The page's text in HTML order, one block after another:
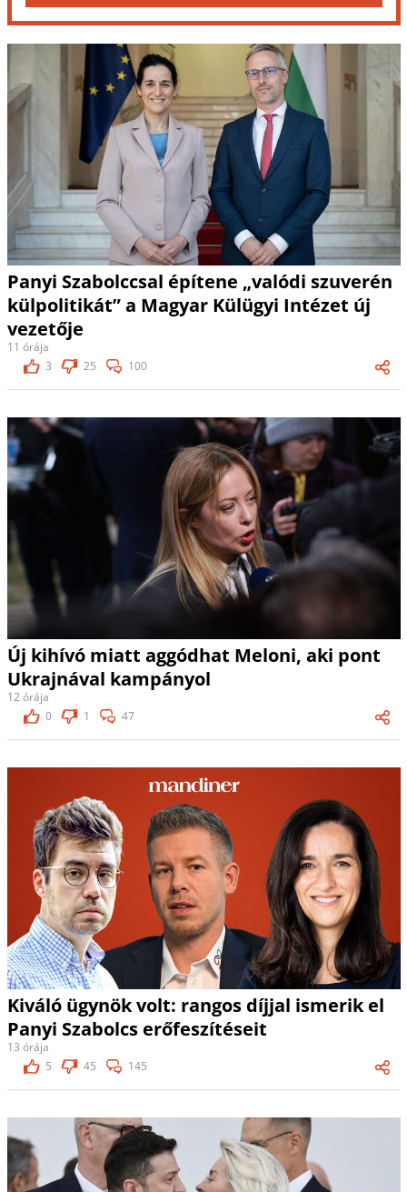
Panyi Szabolccsal építene „valódi szuverén
külpolitikát” a Magyar Külügyi Intézet új
vezetője
11 órája
3
25 100
Új kihívó miatt aggódhat Meloni, aki pont
Ukrajnával kampányol
12 órája
0
1 47
Kiváló ügynök volt: rangos díjjal ismerik el
Panyi Szabolcs erőfeszítéseit
13 órája
5
45 145